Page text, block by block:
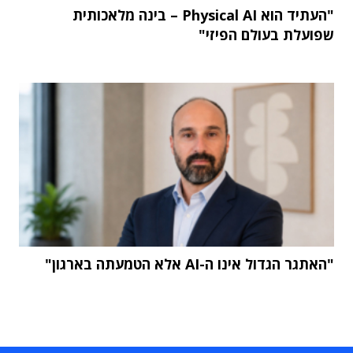
"העתיד הוא Physical AI – בינה מלאכותית
שפועלת בעולם הפיזי"
"האתגר הגדול אינו ה-AI אלא הטמעתה בארגון"